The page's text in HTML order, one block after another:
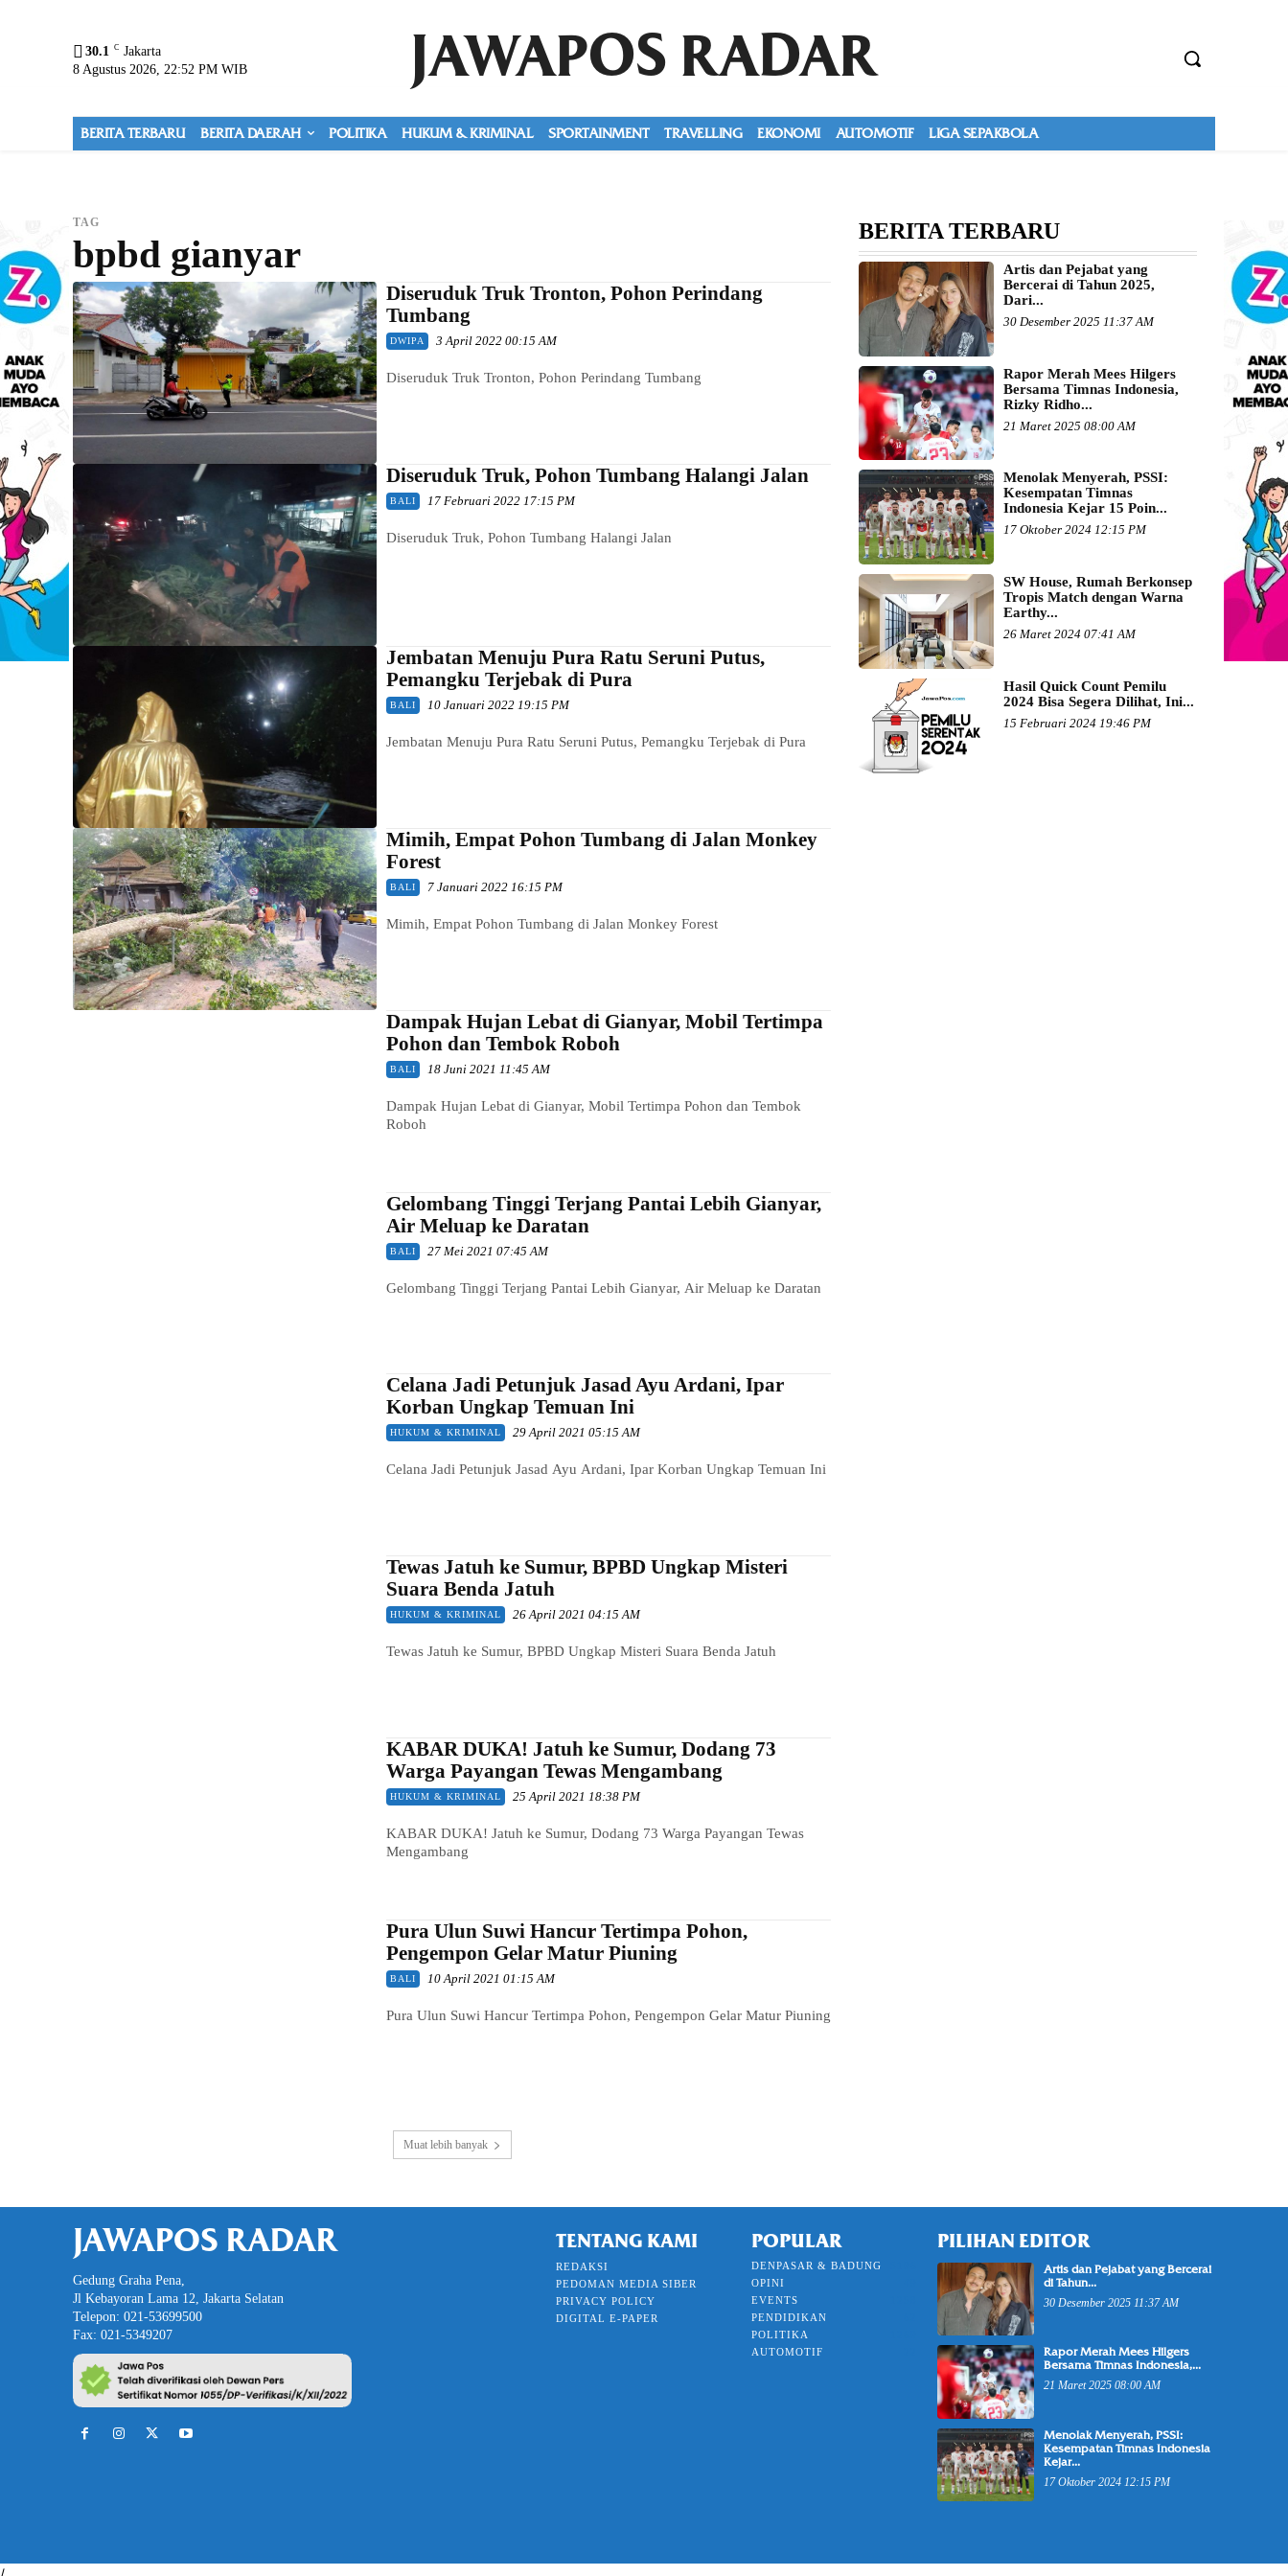
30.1 C Jakarta
8 Agustus 2026, 22:52 PM WIB
JAWAPOS RADAR
BERITA TERBARU BERITA DAERAH POLITIKA HUKUM & KRIMINAL SPORTAINMENT TRAVELLING EKONOMI AUTOMOTIF LIGA SEPAKBOLA
TAG
bpbd gianyar
Diseruduk Truk Tronton, Pohon Perindang
Tumbang
DWIPA 3 April 2022 00:15 AM
Diseruduk Truk Tronton, Pohon Perindang Tumbang
Diseruduk Truk, Pohon Tumbang Halangi Jalan
BALI 17 Februari 2022 17:15 PM
Diseruduk Truk, Pohon Tumbang Halangi Jalan
Jembatan Menuju Pura Ratu Seruni Putus,
Pemangku Terjebak di Pura
BALI 10 Januari 2022 19:15 PM
Jembatan Menuju Pura Ratu Seruni Putus, Pemangku Terjebak di Pura
Mimih, Empat Pohon Tumbang di Jalan Monkey
Forest
BALI 7 Januari 2022 16:15 PM
Mimih, Empat Pohon Tumbang di Jalan Monkey Forest
Dampak Hujan Lebat di Gianyar, Mobil Tertimpa
Pohon dan Tembok Roboh
BALI 18 Juni 2021 11:45 AM
Dampak Hujan Lebat di Gianyar, Mobil Tertimpa Pohon dan Tembok
Roboh
Gelombang Tinggi Terjang Pantai Lebih Gianyar,
Air Meluap ke Daratan
BALI 27 Mei 2021 07:45 AM
Gelombang Tinggi Terjang Pantai Lebih Gianyar, Air Meluap ke Daratan
Celana Jadi Petunjuk Jasad Ayu Ardani, Ipar
Korban Ungkap Temuan Ini
HUKUM & KRIMINAL 29 April 2021 05:15 AM
Celana Jadi Petunjuk Jasad Ayu Ardani, Ipar Korban Ungkap Temuan Ini
Tewas Jatuh ke Sumur, BPBD Ungkap Misteri
Suara Benda Jatuh
HUKUM & KRIMINAL 26 April 2021 04:15 AM
Tewas Jatuh ke Sumur, BPBD Ungkap Misteri Suara Benda Jatuh
KABAR DUKA! Jatuh ke Sumur, Dodang 73
Warga Payangan Tewas Mengambang
HUKUM & KRIMINAL 25 April 2021 18:38 PM
KABAR DUKA! Jatuh ke Sumur, Dodang 73 Warga Payangan Tewas
Mengambang
Pura Ulun Suwi Hancur Tertimpa Pohon,
Pengempon Gelar Matur Piuning
BALI 10 April 2021 01:15 AM
Pura Ulun Suwi Hancur Tertimpa Pohon, Pengempon Gelar Matur Piuning
Muat lebih banyak
BERITA TERBARU
Artis dan Pejabat yang
Bercerai di Tahun 2025,
Dari...
30 Desember 2025 11:37 AM
Rapor Merah Mees Hilgers
Bersama Timnas Indonesia,
Rizky Ridho...
21 Maret 2025 08:00 AM
Menolak Menyerah, PSSI:
Kesempatan Timnas
Indonesia Kejar 15 Poin...
17 Oktober 2024 12:15 PM
SW House, Rumah Berkonsep
Tropis Match dengan Warna
Earthy...
26 Maret 2024 07:41 AM
Hasil Quick Count Pemilu
2024 Bisa Segera Dilihat, Ini...
15 Februari 2024 19:46 PM
JAWAPOS RADAR
Gedung Graha Pena,
Jl Kebayoran Lama 12, Jakarta Selatan
Telepon: 021-53699500
Fax: 021-5349207
TENTANG KAMI
REDAKSI
PEDOMAN MEDIA SIBER
PRIVACY POLICY
DIGITAL E-PAPER
POPULAR
DENPASAR & BADUNG
OPINI
EVENTS
PENDIDIKAN
POLITIKA
AUTOMOTIF
PILIHAN EDITOR
Artis dan Pejabat yang Bercerai
di Tahun...
30 Desember 2025 11:37 AM
Rapor Merah Mees Hilgers
Bersama Timnas Indonesia,...
21 Maret 2025 08:00 AM
Menolak Menyerah, PSSI:
Kesempatan Timnas Indonesia
Kejar...
17 Oktober 2024 12:15 PM